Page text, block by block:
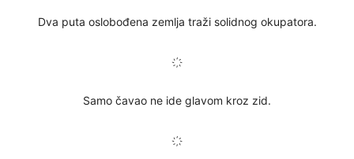
Dva puta oslobođena zemlja traži solidnog okupatora.
҉
Samo čavao ne ide glavom kroz zid.
҉